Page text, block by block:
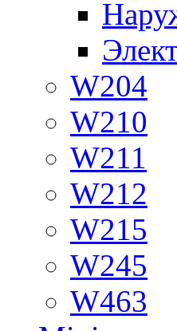
W204
W210
W211
W212
W215
W245
W463